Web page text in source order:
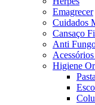
Emagrecer
Cuidados
Cansaço
Anti
Higiene